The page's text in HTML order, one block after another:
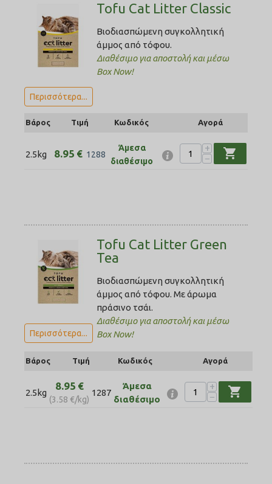
Tofu Cat Litter Classic
Βιοδιασπώμενη συγκολλητική
άμμος από τόφου.
Διαθέσιμο για αποστολή και μέσω
Box Now!
Περισσότερα...
Βάρος Τιμή Κωδικός Αγορά
2.5kg 8.95 € 1288
Άμεσα
διαθέσιμο
+
−
shopping_cart
Tofu Cat Litter Green
Tea
Βιοδιασπώμενη συγκολλητική
άμμος από τόφου. Με άρωμα
πράσινο τσάι.
Διαθέσιμο για αποστολή και μέσω
Box Now!
Περισσότερα...
Βάρος Τιμή Κωδικός Αγορά
2.5kg
8.95 €
(3.58 €/kg)
1287
Άμεσα
διαθέσιμο
+
−
shopping_cart